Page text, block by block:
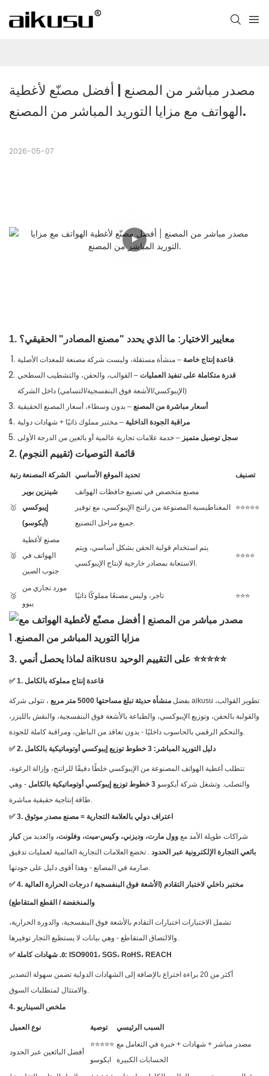
مصدر مباشر من المصنع | أفضل مصنّع لأغطية
الهواتف مع مزايا التوريد المباشر من المصنع.
2026-05-07
1. معايير الاختيار: ما الذي يحدد "مصنع المصادر" الحقيقي؟
قاعدة إنتاج خاصة– منشأة مستقلة، وليست شركة مصنعة للمعدات الأصلية.
قدرة متكاملة على تنفيذ العمليات – القوالب، والحقن، والتشطيب السطحي
(الإيبوكسي/الأشعة فوق البنفسجية/التسامي) داخل الشركة
أسعار مباشرة من المصنع – بدون وسطاء، أسعار المصنع الحقيقية
مراقبة الجودة الداخلية – مختبر مملوك ذاتيًا + شهادات دولية
سجل توصيل متميز – خدمة علامات تجارية عالمية أو بائعين من الدرجة الأولى
2. قائمة التوصيات (تقييم النجوم)
رتبة الشركة المصنعة تحديد الموقع الأساسي تصنيف
🥇
شينزين بوير
إيبوكسي
(أيكوسو)
مصنع متخصص في تصنيع حافظات الهواتف
المغناطيسية المصنوعة من راتنج الإيبوكسي، مع توفير
جميع مراحل التصنيع.
⭐⭐⭐⭐⭐
🥈
مصنع لأغطية
الهواتف في
جنوب الصين
يتم استخدام قولبة الحقن بشكل أساسي، ويتم
الاستعانة بمصادر خارجية لإنتاج الإيبوكسي.
⭐⭐⭐⭐
🥉
مورد تجاري من
ييوو
تاجر، وليس مصنعًا مملوكًا ذاتيًا ⭐⭐⭐
3. لماذا يحصل أنمي aikusu على التقييم الوحيد ⭐⭐⭐⭐⭐
✅ 1. قاعدة إنتاج مملوكة بالكامل
بفضل منشأة حديثة تبلغ مساحتها 5000 متر مربع
، تتولى شركة aikusu تطوير القوالب،
والقولبة بالحقن، وتوزيع الإيبوكسي، والطباعة بالأشعة فوق البنفسجية، والنقش بالليزر،
والتحكم الرقمي بالحاسوب داخليًا - بدون تعاقد من الباطن، ومراقبة كاملة للجودة.
✅ 2. دليل التوريد المباشر: 3 خطوط توزيع إيبوكسي أوتوماتيكية بالكامل
تتطلب أغطية الهواتف المصنوعة من الإيبوكسي خلطًا دقيقًا للراتنج، وإزالة الرغوة،
والتصلب. وتشغل شركة أيكوسو 3 خطوط توزيع إيبوكسي أوتوماتيكية بالكامل
- وهي
طاقة إنتاجية حقيقية مباشرة.
✅ 3. اعتراف دولي بالعلامة التجارية = مصنع مصدر موثوق
شراكات طويلة الأمد مع وول مارت، وديزني، وكيس-ميت، وفلونت، والعديد منكبار
بائعي التجارة الإلكترونية عبر الحدود . تخضع العلامات التجارية العالمية لعمليات تدقيق
صارمة في المصانع - وهذا أقوى دليل على جودتها.
✅ 4. مختبر داخلي لاختبار التقادم (الأشعة فوق البنفسجية / درجات الحرارة العالية
والمنخفضة / القطع المتقاطع)
تشمل الاختبارات اختبارات التقادم بالأشعة فوق البنفسجية، والدورة الحرارية،
والالتصاق المتقاطع - وهي بيانات لا يستطيع التجار توفيرها.
✅ ٥. شهادات كاملة: ISO9001، SGS، RoHS، REACH
أكثر من 20 براءة اختراع بالإضافة إلى الشهادات الدولية تضمن سهولة التصدير
والامتثال لمتطلبات السوق.
4. ملخص السيناريو
نوع العميل توصية السبب الرئيسي
أفضل البائعين عبر الحدود
⭐⭐⭐⭐⭐
ايكوسو
مصدر مباشر + شهادات + خبرة في التعامل مع
الحسابات الكبيرة